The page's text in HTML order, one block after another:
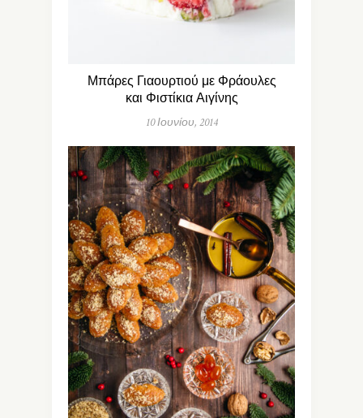
Μπάρες Γιαουρτιού με Φράουλες
και Φιστίκια Αιγίνης
10 Ιουνίου, 2014